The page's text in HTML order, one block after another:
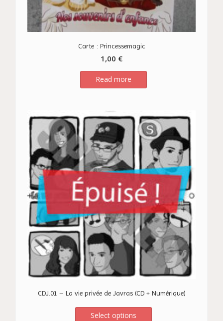
Carte : Princessemagic
1,00 €
Read more
CDJ.01 – La vie privée de Javras (CD + Numérique)
Select options